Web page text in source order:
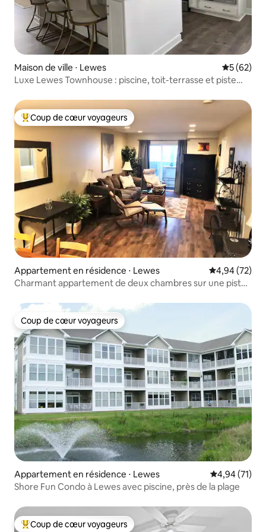
Maison de ville ⋅ Lewes
5 (62)
Luxe Lewes Townhouse : piscine, toit-terrasse et piste
Coups de cœur voyageurs les plus appréciés
Coup de cœur voyageurs
Appartement en résidence ⋅ Lewes Évaluation
4,94 (72)
Charmant appartement de deux chambres sur une piste
Coup de cœur voyageurs
Coup de cœur voyageurs
Appartement en résidence ⋅ Lewes Évaluation
4,94 (71)
Shore Fun Condo à Lewes avec piscine, près de la plage
Coups de cœur voyageurs les plus appréciés
Coup de cœur voyageurs